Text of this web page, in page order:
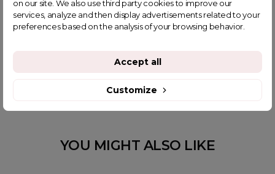
YOU MIGHT ALSO LIKE
on our site. We also use third party cookies to improve our
services, analyze and then display advertisements related to your
preferences based on the analysis of your browsing behavior.
Customize
Accept all